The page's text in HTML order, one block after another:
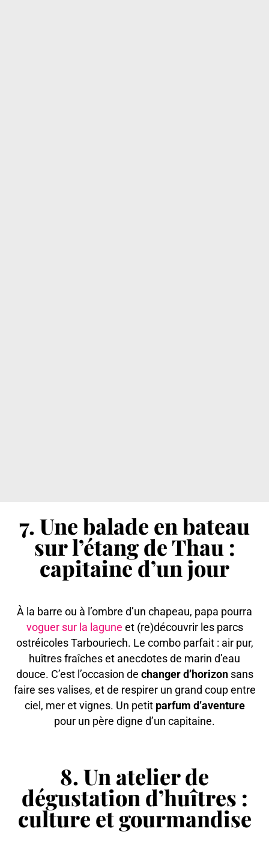
7. Une balade en bateau
sur l’étang de Thau :
capitaine d’un jour
À la barre ou à l’ombre d’un chapeau, papa pourra
voguer sur la lagune et (re)découvrir les parcs
ostréicoles Tarbouriech. Le combo parfait : air pur,
huîtres fraîches et anecdotes de marin d’eau
douce. C’est l’occasion de changer d’horizon sans
faire ses valises, et de respirer un grand coup entre
ciel, mer et vignes. Un petit parfum d’aventure
pour un père digne d’un capitaine.
8. Un atelier de
dégustation d’huîtres :
culture et gourmandise